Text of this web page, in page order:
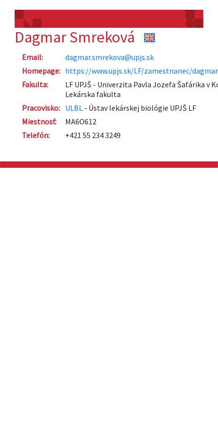
Dagmar Smreková
Email:
dagmar.smrekova@upjs.sk
Homepage: https://www.upjs.sk/LF/zamestnanec/
Fakulta:
LF UPJŠ - Univerzita Pavla Jozefa Šafárika v
Lekárska fakulta
Pracovisko:
ULBL- Ústav lekárskej biológie UPJŠ LF
Miestnosť:
MA6O612
Telefón:
+421 55 234 3249